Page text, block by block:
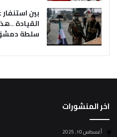
بين
القيادة
سلطة
اخر المنشورات
أغسطس 10, 2025